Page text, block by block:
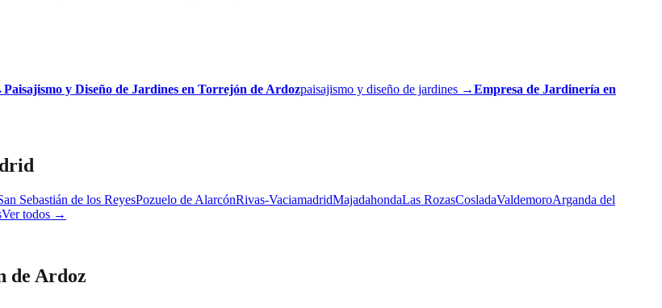
Paisajismo y Diseño de Jardines en Torrejón de Ardozpaisajismo y diseño de jardines →Empresa de Jardinería en
Sebastián de los ReyesPozuelo de AlarcónRivas-VaciamadridMajadahondaLas RozasCosladaValdemoroArganda del
Ver todos →
de Ardoz